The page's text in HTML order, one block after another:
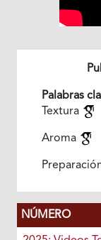
Palabras
Textura
Aroma
NÚMERO